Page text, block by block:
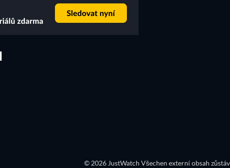
© 2026 JustWatch Všechen externí obsah